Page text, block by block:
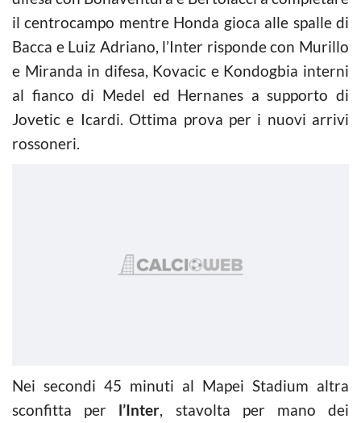
il centrocampo mentre Honda gioca alle spalle di
Bacca e Luiz Adriano, l’Inter risponde con Murillo
e Miranda in difesa, Kovacic e Kondogbia interni
al fianco di Medel ed Hernanes a supporto di
Jovetic e Icardi. Ottima prova per i nuovi arrivi
rossoneri.
Nei secondi 45 minuti al Mapei Stadium altra
sconfitta per l’Inter, stavolta per mano dei